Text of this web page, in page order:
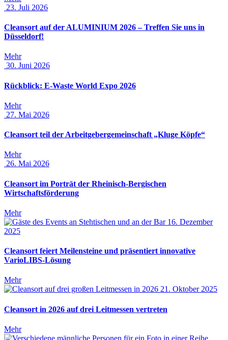
23. Juli 2026
Cleansort auf der ALUMINIUM 2026 – Treffen Sie uns in
Düsseldorf!
Mehr
30. Juni 2026
Rückblick: E-Waste World Expo 2026
Mehr
27. Mai 2026
Cleansort teil der Arbeitgebergemeinschaft „Kluge Köpfe“
Mehr
26. Mai 2026
Cleansort im Porträt der Rheinisch-Bergischen
Wirtschaftsförderung
Mehr
16. Dezember
2025
Cleansort feiert Meilensteine und präsentiert innovative
VarioLIBS-Lösung
Mehr
21. Oktober 2025
Cleansort in 2026 auf drei Leitmessen vertreten
Mehr